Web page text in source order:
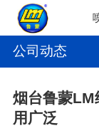
公司动态
烟台鲁蒙LM
用广泛